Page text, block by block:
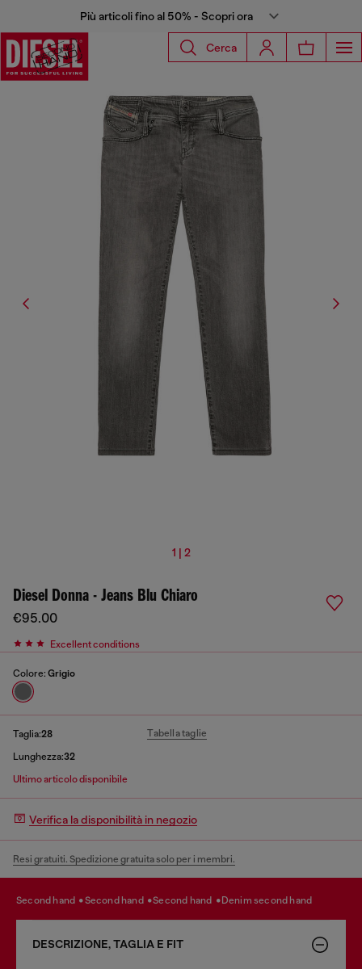
Più articoli fino al 50% - Scopri ora
Cerca
1 | 2
Diesel Donna - Jeans Blu Chiaro
€95.00
Excellent conditions
Colore: Grigio
Taglia:28 Tabella taglie
Lunghezza:32
Ultimo articolo disponibile
Verifica la disponibilità in negozio
Resi gratuiti. Spedizione gratuita solo per i membri.
second hand second hand second hand denim second hand
DESCRIZIONE, TAGLIA E FIT